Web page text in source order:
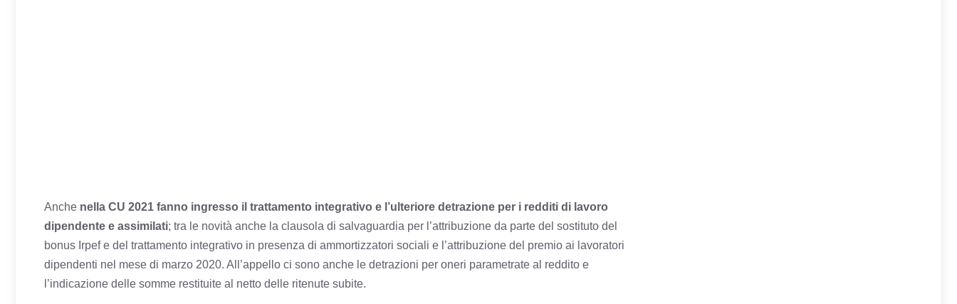
Anche nella CU 2021 fanno ingresso il trattamento integrativo e l’ulteriore detrazione per i redditi di lavoro
dipendente e assimilati; tra le novità anche la clausola di salvaguardia per l’attribuzione da parte del sostituto del
bonus Irpef e del trattamento integrativo in presenza di ammortizzatori sociali e l’attribuzione del premio ai lavoratori
dipendenti nel mese di marzo 2020. All’appello ci sono anche le detrazioni per oneri parametrate al reddito e
l’indicazione delle somme restituite al netto delle ritenute subite.